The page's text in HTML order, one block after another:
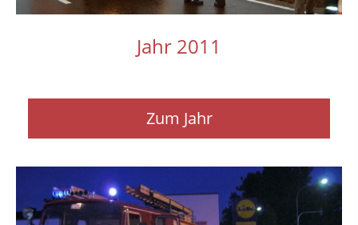
Jahr 2011
Zum Jahr